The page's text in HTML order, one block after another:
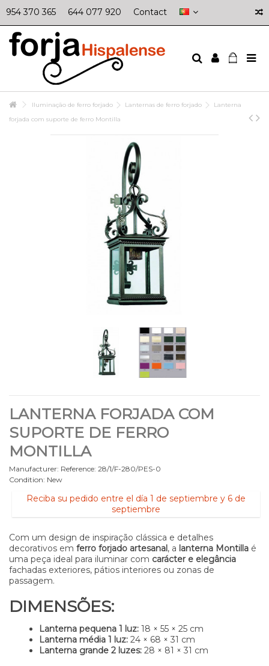
954 370 365 644 077 920 Contact
Iluminação de ferro forjado Lanternas de ferro forjado
Lanterna
forjada com suporte de ferro Montilla
LANTERNA FORJADA COM
SUPORTE DE FERRO
MONTILLA
Manufacturer: Reference: 28/1/F-280/PES-0
Condition: New
Reciba su pedido entre el día 1 de septiembre y 6 de
septiembre
Com um design de inspiração clássica e detalhes
decorativos em ferro forjado artesanal, a lanterna Montilla é
uma peça ideal para iluminar com carácter e elegância
fachadas exteriores, pátios interiores ou zonas de
passagem.
DIMENSÕES:
Lanterna pequena 1 luz: 18 × 55 × 25 cm
Lanterna média 1 luz: 24 × 68 × 31 cm
Lanterna grande 2 luzes: 28 × 81 × 31 cm